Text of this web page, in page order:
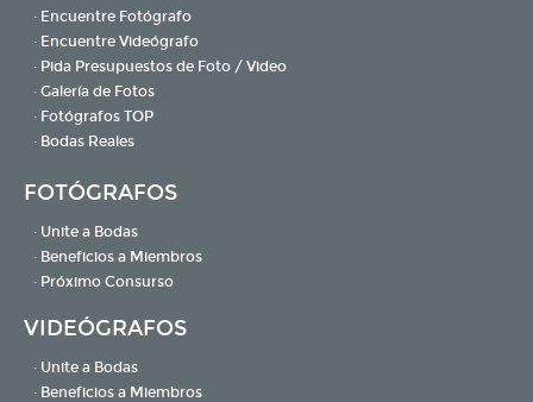
· Encuentre Fotógrafo
· Encuentre Videógrafo
· Pida Presupuestos de Foto / Video
· Galería de Fotos
· Fotógrafos TOP
· Bodas Reales
FOTÓGRAFOS
· Unite a Bodas
· Beneficios a Miembros
· Próximo Consurso
VIDEÓGRAFOS
· Unite a Bodas
· Beneficios a Miembros